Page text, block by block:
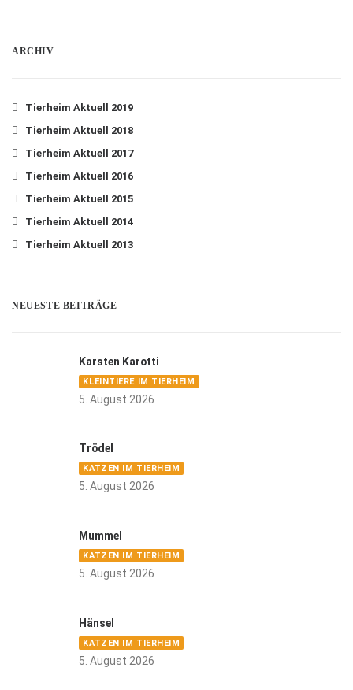
ARCHIV
Tierheim Aktuell 2019
Tierheim Aktuell 2018
Tierheim Aktuell 2017
Tierheim Aktuell 2016
Tierheim Aktuell 2015
Tierheim Aktuell 2014
Tierheim Aktuell 2013
NEUESTE BEITRÄGE
Karsten Karotti
KLEINTIERE IM TIERHEIM
5. August 2026
Trödel
KATZEN IM TIERHEIM
5. August 2026
Mummel
KATZEN IM TIERHEIM
5. August 2026
Hänsel
KATZEN IM TIERHEIM
5. August 2026